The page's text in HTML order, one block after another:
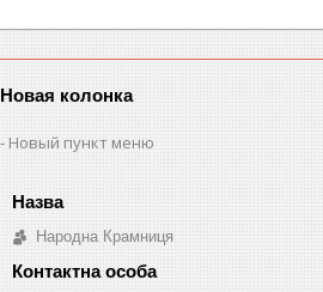
Новая колонка
Новый пункт меню
Народна Крамниця